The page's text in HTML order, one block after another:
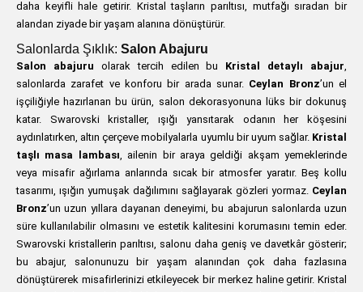
daha keyifli hale getirir. Kristal taşların parıltısı, mutfağı sıradan bir
alandan ziyade bir yaşam alanına dönüştürür.
Salonlarda Şıklık: Salon Abajuru
Salon abajuru olarak tercih edilen bu Kristal detaylı abajur,
salonlarda zarafet ve konforu bir arada sunar. Ceylan Bronz’un el
işçiliğiyle hazırlanan bu ürün, salon dekorasyonuna lüks bir dokunuş
katar. Swarovski kristaller, ışığı yansıtarak odanın her köşesini
aydınlatırken, altın çerçeve mobilyalarla uyumlu bir uyum sağlar. Kristal
taşlı masa lambası, ailenin bir araya geldiği akşam yemeklerinde
veya misafir ağırlama anlarında sıcak bir atmosfer yaratır. Beş kollu
tasarımı, ışığın yumuşak dağılımını sağlayarak gözleri yormaz. Ceylan
Bronz’un uzun yıllara dayanan deneyimi, bu abajurun salonlarda uzun
süre kullanılabilir olmasını ve estetik kalitesini korumasını temin eder.
Swarovski kristallerin parıltısı, salonu daha geniş ve davetkâr gösterir;
bu abajur, salonunuzu bir yaşam alanından çok daha fazlasına
dönüştürerek misafirlerinizi etkileyecek bir merkez haline getirir. Kristal